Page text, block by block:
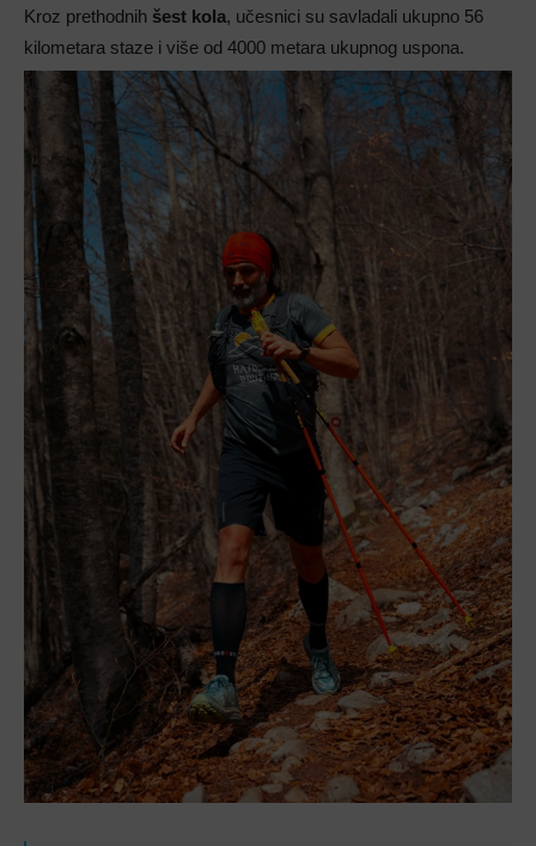
Kroz prethodnih šest kola, učesnici su savladali ukupno 56
kilometara staze i više od 4000 metara ukupnog uspona.